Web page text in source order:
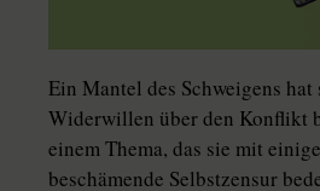
Ein Mantel des Schweigens
Widerwillen über den Konflikt
einem Thema, das sie mit
beschämende Selbstzensur